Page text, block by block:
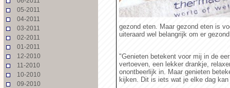
05-2011
04-2011
03-2011
02-2011
01-2011
12-2010
11-2010
10-2010
09-2010
gezond eten. Maar gezond eten is
uiteraard wel belangrijk om er
"Genieten betekent voor mij in de
vertoeven, een lekker drankje,
onontbeerlijk in. Maar genieten
kijken. Dit is iets wat je elke dag kan